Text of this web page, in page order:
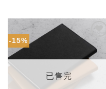
-15%
加入
「願
望輕
單」
已售完